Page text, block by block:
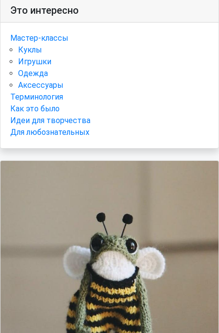
Это интересно
Мастер-классы
Куклы
Игрушки
Одежда
Аксессуары
Терминология
Как это было
Идеи для творчества
Для любознательных